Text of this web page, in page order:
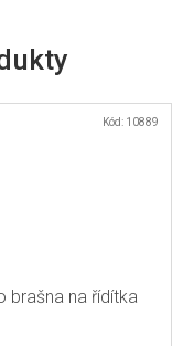
brašna na řídítka
Kód: 10889